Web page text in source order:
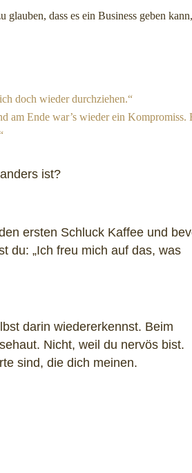
dass es ein Business geben
doch wieder durchziehen.“
am Ende war’s wieder ein Kompromiss.
ist?
ersten Schluck Kaffee und
du: „Ich freu mich auf das, was
darin wiedererkennst. Beim
Nicht, weil du nervös bist.
sind, die dich meinen.